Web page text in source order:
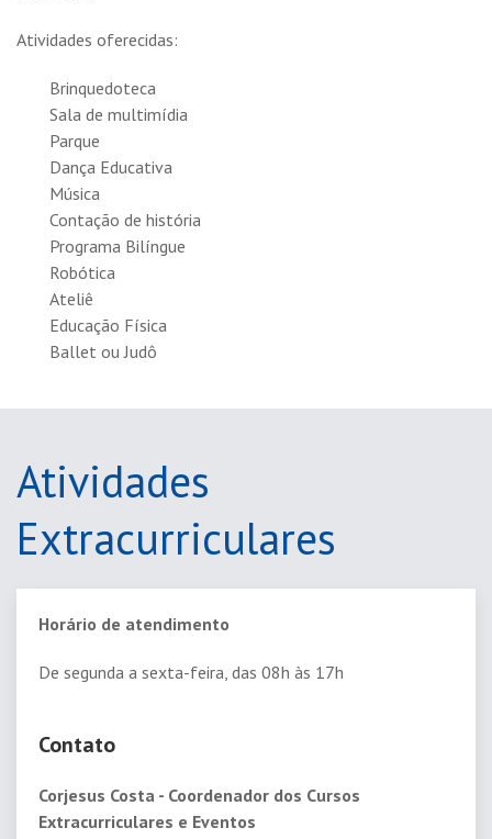
Atividades oferecidas:
Brinquedoteca
Sala de multimídia
Parque
Dança Educativa
Música
Contação de história
Programa Bilíngue
Robótica
Ateliê
Educação Física
Ballet ou Judô
Atividades
Extracurriculares
Horário de atendimento
De segunda a sexta-feira, das 08h às 17h
Contato
Corjesus Costa - Coordenador dos Cursos
Extracurriculares e Eventos